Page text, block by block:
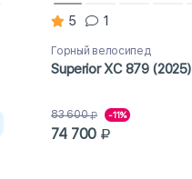
5 1
Горный велосипед
Superior XC 879 (2025)
83 600 -11%
74 700